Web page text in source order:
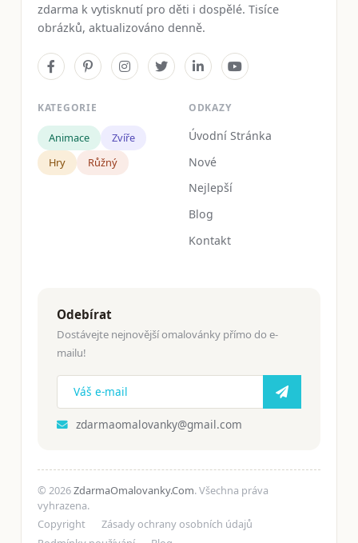
zdarma k vytisknutí pro děti i dospělé. Tisíce
obrázků, aktualizováno denně.
KATEGORIE
Animace
Zvíře
Hry
Růžný
ODKAZY
Úvodní Stránka
Nové
Nejlepší
Blog
Kontakt
Odebírat
Dostávejte nejnovější omalovánky přímo do e-
mailu!
zdarmaomalovanky@gmail.com
© 2026ZdarmaOmalovanky.Com. Všechna práva
vyhrazena.
Copyright
Zásady ochrany osobních údajů